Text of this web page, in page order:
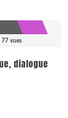
| 77 vues
dialogue